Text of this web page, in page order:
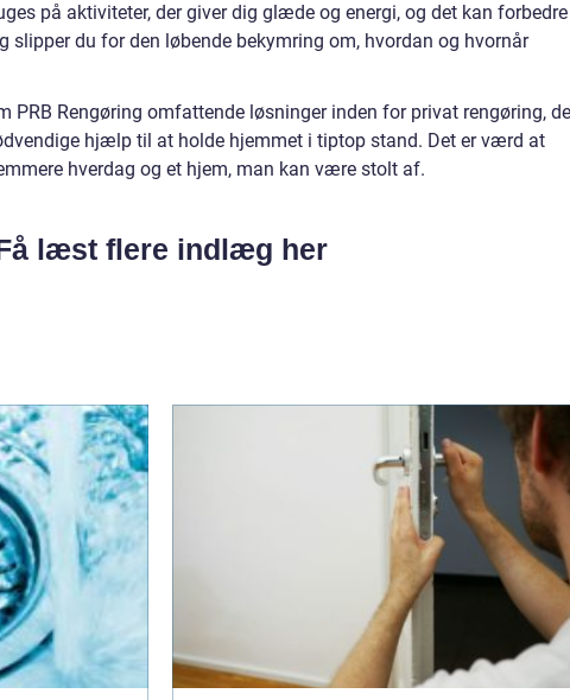
på aktiviteter, der giver dig glæde og energi, og det kan forbedre
slipper du for den løbende bekymring om, hvordan og hvornår
PRB Rengøring omfattende løsninger inden for privat rengøring,
hjælp til at holde hjemmet i tiptop stand. Det er værd at
hverdag og et hjem, man kan være stolt af.
læst flere indlæg her